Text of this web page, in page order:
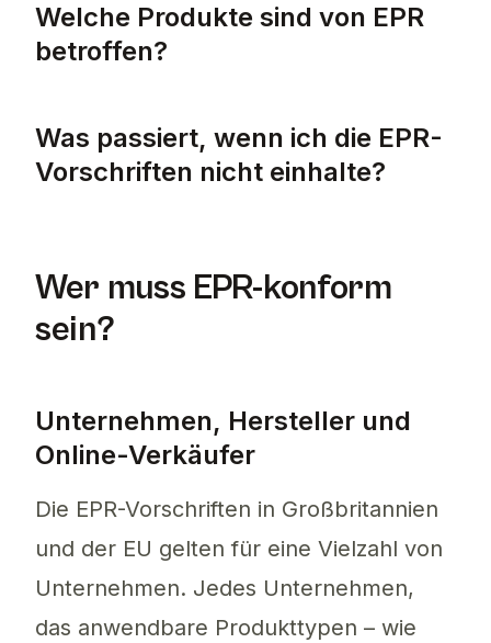
Welche Produkte sind von EPR
betroffen?
Was passiert, wenn ich die EPR-
Vorschriften nicht einhalte?
Wer muss EPR-konform
sein?
Unternehmen, Hersteller und
Online-Verkäufer
Die EPR-Vorschriften in Großbritannien
und der EU gelten für eine Vielzahl von
Unternehmen. Jedes Unternehmen,
das anwendbare Produkttypen – wie